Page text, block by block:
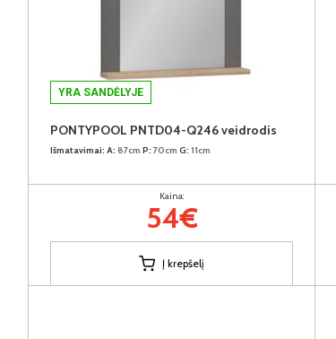
YRA SANDĖLYJE
PONTYPOOL PNTD04-Q246 veidrodis
Išmatavimai: A: 87cm P: 70cm G: 11cm
Kaina:
54€
Į krepšelį